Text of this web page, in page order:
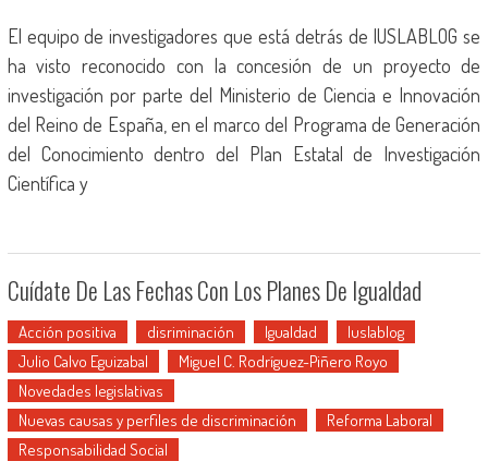
El equipo de investigadores que está detrás de IUSLABLOG se
ha visto reconocido con la concesión de un proyecto de
investigación por parte del Ministerio de Ciencia e Innovación
del Reino de España, en el marco del Programa de Generación
del Conocimiento dentro del Plan Estatal de Investigación
Científica y
Cuídate De Las Fechas Con Los Planes De Igualdad
Acción positiva disriminación Igualdad
Iuslablog
Julio Calvo Eguizabal
Miguel C. Rodríguez-Piñero Royo
Novedades legislativas
Nuevas causas y perfiles de discriminación
Reforma Laboral
Responsabilidad Social